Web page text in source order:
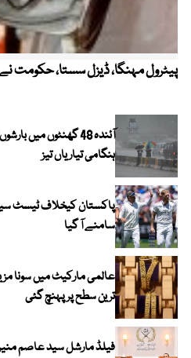
پیٹرول مہنگا، ڈیزل سستا، حکومت
آئندہ 48 گھنٹوں میں
ہنگامی تیاریاں تیز
سامنے آ گیا
ترین سطح پر پہنچ گئی
فیلڈ مارشل سید عاصم